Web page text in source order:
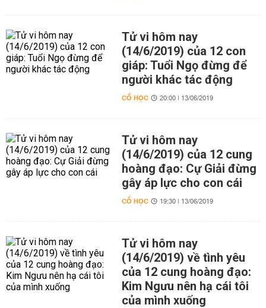
Tử vi hôm nay
(14/6/2019) của 12 con
giáp: Tuổi Ngọ đừng để
người khác tác động
CỔ HỌC 20:00 | 13/06/2019
Tử vi hôm nay
(14/6/2019) của 12 cung
hoàng đạo: Cự Giải đừng
gây áp lực cho con cái
CỔ HỌC 19:30 | 13/06/2019
Tử vi hôm nay
(14/6/2019) về tình yêu
của 12 cung hoàng đạo:
Kim Ngưu nên hạ cái tôi
của mình xuống